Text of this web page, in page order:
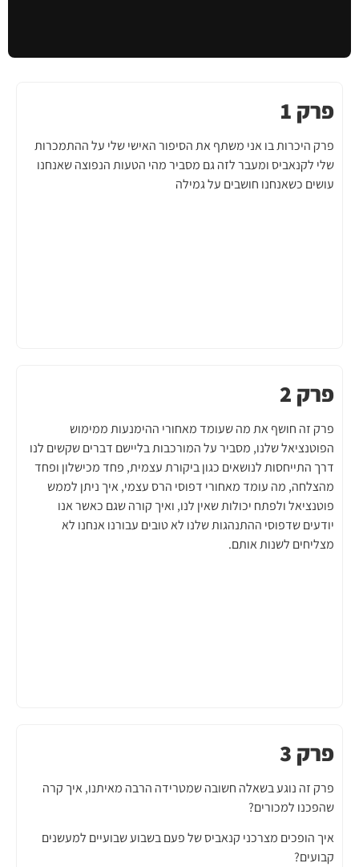
פרק 1
פרק היכרות בו אני משתף את הסיפור האישי שלי על ההתמכרות
שלי לקנאביס ומעבר לזה גם מסביר מהי הטעות הנפוצה שאנחנו
עושים כשאנחנו חושבים על גמילה
פרק 2
פרק זה חושף את מה שעומד מאחורי ההימנעות ממימוש
הפוטנציאל שלנו, מסביר על המורכבות בליישם דברים שקשים לנו
דרך התייחסות לנושאים כגון ביקורת עצמית, פחד מכישלון ופחד
מהצלחה, מה עומד מאחורי דפוסי הרס עצמי, איך ניתן לממש
פוטנציאל ולפתח יכולות שאין לנו, ואיך קורה שגם כאשר אנו
יודעים שדפוסי ההתנהגות שלנו לא טובים עבורנו אנחנו לא
מצליחים לשנות אותם.
פרק 3
פרק זה נוגע בשאלה חשובה שמטרידה הרבה מאיתנו, איך קרה
שהפכנו למכורים?
איך הופכים מצרכני קנאביס של פעם בשבוע שבועיים למעשנים
קבועים?